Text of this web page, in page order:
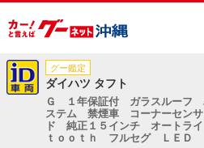
グー鑑定
ダイハツ タフト
Ｇ １年保証付 ガラスルーフ
ステム 禁煙車 コーナーセン
ド 純正１５インチ オートラ
ｔｏｏｔｈ フルセグ ＬＥＤ